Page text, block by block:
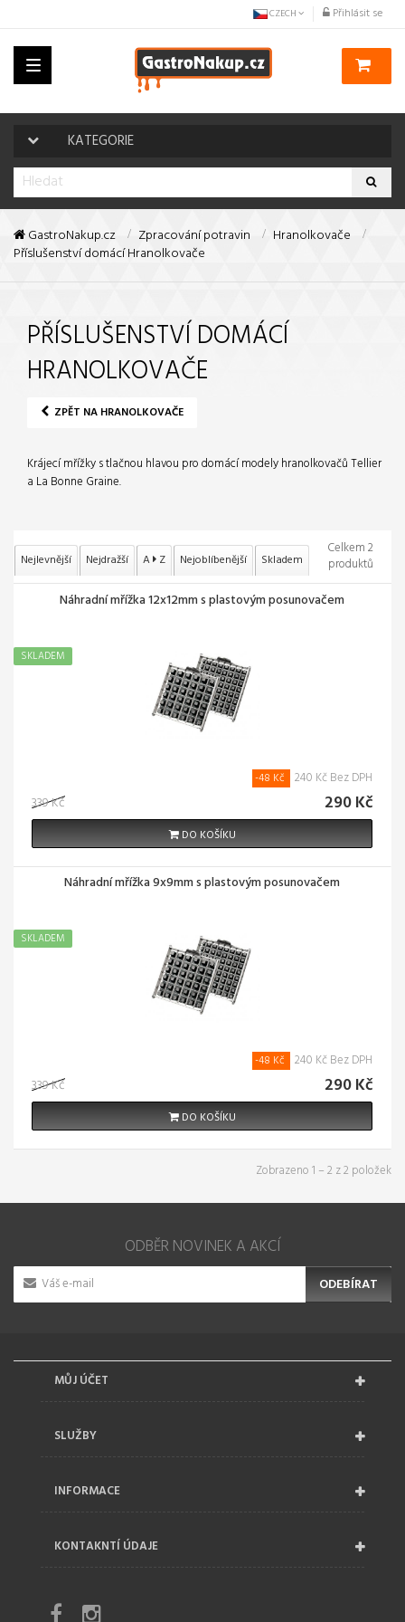
Přihlásit se
CZECH
Toggle
navigation
KATEGORIE
GastroNakup.cz Zpracování potravin
Hranolkovače
Příslušenství domácí Hranolkovače
PŘÍSLUŠENSTVÍ DOMÁCÍ
HRANOLKOVAČE
ZPĚT NA HRANOLKOVAČE
Krájecí mřížky s tlačnou hlavou pro domácí modely hranolkovačů Tellier
a La Bonne Graine.
Nejlevnější Nejdražší A Z Nejoblíbenější Skladem
Celkem 2
produktů
Náhradní mřížka 12x12mm s plastovým posunovačem
SKLADEM
339 Kč
-48 Kč 240 Kč Bez DPH
290 Kč
DO KOŠÍKU
Náhradní mřížka 9x9mm s plastovým posunovačem
SKLADEM
339 Kč
-48 Kč 240 Kč Bez DPH
290 Kč
DO KOŠÍKU
Zobrazeno 1 – 2 z 2 položek
ODBĚR NOVINEK A AKCÍ
ODEBÍRAT
MŮJ ÚČET
SLUŽBY
INFORMACE
KONTAKNTÍ ÚDAJE